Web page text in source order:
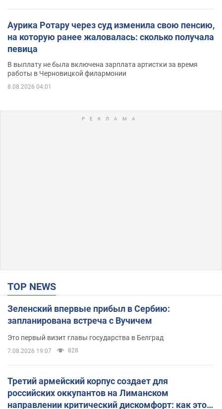
Аурика Ротару через суд изменила свою пенсию,
на которую ранее жаловалась: сколько получала
певица
В выплату не была включена зарплата артистки за время
работы в Черновицкой филармонии
8.08.2026 04:01
TOP NEWS
Зеленский впервые прибыл в Сербию:
запланирована встреча с Вучичем
Это первый визит главы государства в Белград
7.08.2026 19:07 828
Третий армейский корпус создает для
российских оккупантов на Лиманском
направлении критический дискомфорт: как это